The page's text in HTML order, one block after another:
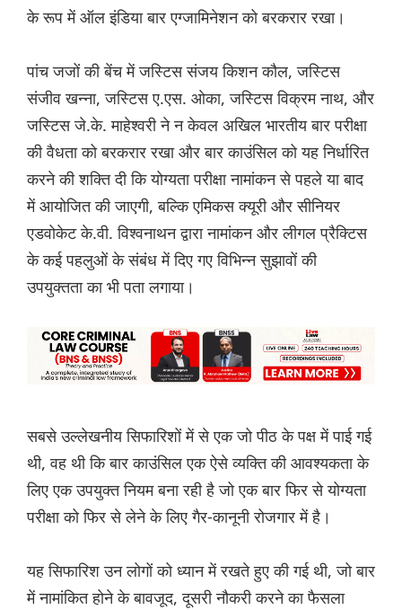
के रूप में ऑल इंडिया बार एग्जामिनेशन को बरकरार रखा।
पांच जजों की बेंच में जस्टिस संजय किशन कौल, जस्टिस
संजीव खन्ना, जस्टिस ए.एस. ओका, जस्टिस विक्रम नाथ, और
जस्टिस जे.के. माहेश्वरी ने न केवल अखिल भारतीय बार परीक्षा
की वैधता को बरकरार रखा और बार काउंसिल को यह निर्धारित
करने की शक्ति दी कि योग्यता परीक्षा नामांकन से पहले या बाद
में आयोजित की जाएगी, बल्कि एमिकस क्यूरी और सीनियर
एडवोकेट के.वी. विश्वनाथन द्वारा नामांकन और लीगल प्रैक्टिस
के कई पहलुओं के संबंध में दिए गए विभिन्न सुझावों की
उपयुक्तता का भी पता लगाया।
सबसे उल्लेखनीय सिफारिशों में से एक जो पीठ के पक्ष में पाई गई
थी, वह थी कि बार काउंसिल एक ऐसे व्यक्ति की आवश्यकता के
लिए एक उपयुक्त नियम बना रही है जो एक बार फिर से योग्यता
परीक्षा को फिर से लेने के लिए गैर-कानूनी रोजगार में है।
यह सिफारिश उन लोगों को ध्यान में रखते हुए की गई थी, जो बार
में नामांकित होने के बावजूद, दूसरी नौकरी करने का फैसला